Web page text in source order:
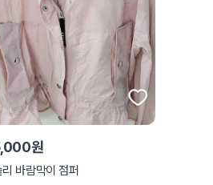
원
바람막이 점퍼